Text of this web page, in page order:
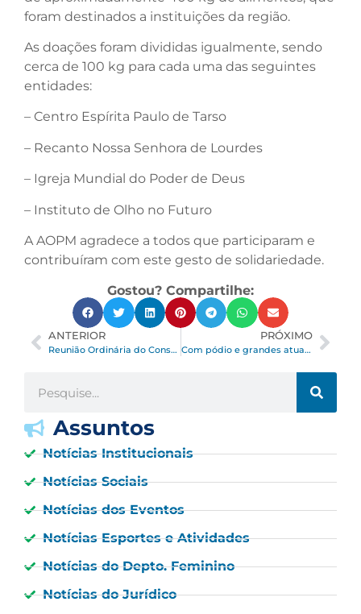
foram destinados a instituições da região.
As doações foram divididas igualmente, sendo
cerca de 100 kg para cada uma das seguintes
entidades:
– Centro Espírita Paulo de Tarso
– Recanto Nossa Senhora de Lourdes
– Igreja Mundial do Poder de Deus
– Instituto de Olho no Futuro
A AOPM agradece a todos que participaram e
contribuíram com este gesto de solidariedade.
Gostou? Compartilhe:
ANTERIOR
Reunião Ordinária do Conselho Deliberativo da AOPM, às 19h e Reunião Extraordinária do Conselho Deliberativo da AOPM, às 20h, dia 16 de abril, no Salão Vitória
PRÓXIMO
Com pódio e grandes atuações, AOPM brilha no Circuito Damas da FPT
Assuntos
Notícias Institucionais
Notícias Sociais
Notícias dos Eventos
Notícias Esportes e Atividades
Notícias do Depto. Feminino
Notícias do Jurídico